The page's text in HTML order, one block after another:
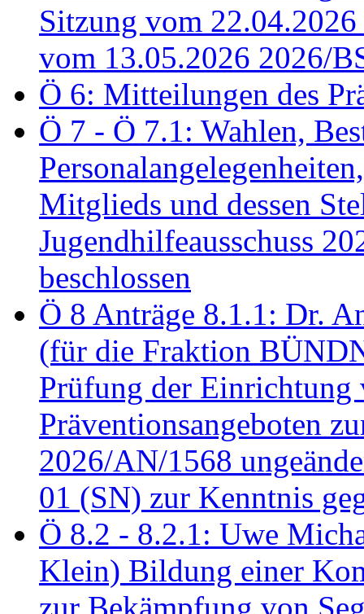
Sitzung vom
vom 13.05.2026 2026/
Ö 6: Mitteilungen des
Ö 7 - Ö 7.1: Wahlen,
Mitglieds und dessen
Jugendhilfeausschuss
beschlossen
Ö 8 Anträge 8.1.1: Dr.
(für die Fraktion
Prüfung der Einrichtung
Präventionsangeboten
2026/AN/1568
01 (SN) zur Kenntnis
Ö 8.2 - 8.2.1: Uwe
Klein) Bildung einer
zur Bekämpfung von